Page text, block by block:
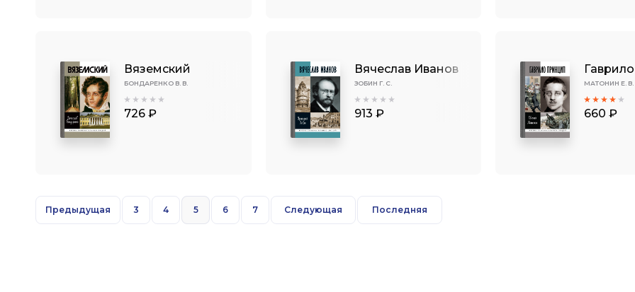
Вяземский
БОНДАРЕНКО В. В.
726 ₽
Вячеслав Иванов
ЗОБИН Г. С.
913 ₽
МАТОНИН Е. В.
660 ₽
Предыдущая 3 4 5 6 7 Следующая Последняя